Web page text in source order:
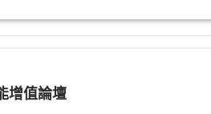
增值論壇